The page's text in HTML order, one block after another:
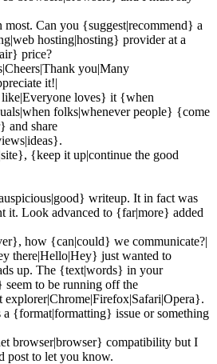
Can you {suggest|recommend} a
hosting|hosting} provider at a
price?
you|Many
it!|
loves} it {when
folks|whenever people} {come
and share
{keep it up|continue the good
writeup. It in fact was
it. Look advanced to {far|more} added
how {can|could} we communicate?|
there|Hello|Hey} just wanted to
up. The {text|words} in your
seem to be running off the
explorer|Chrome|Firefox|Safari|Opera}.
a {format|formatting} issue or something
browser|browser} compatibility but I
post to let you know.